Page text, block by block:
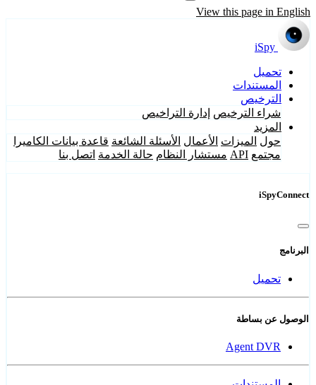
View this page in English
iSpy
تحميل
المستندات
الترخيص
شراء الترخيص إدارة التراخيص
المزيد
حول الميزات الأعمال الأسئلة الشائعة قاعدة بيانات الكاميرا
مجتمع API مستشار النظام حالة الخدمة اتصل بنا
iSpyConnect
البرنامج
تحميل
الوصول عن بساطة
Agent DVR